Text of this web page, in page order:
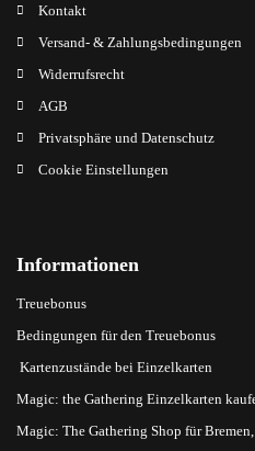
Kontakt
Versand- & Zahlungsbedingungen
Widerrufsrecht
AGB
Privatsphäre und Datenschutz
Cookie Einstellungen
Informationen
Treuebonus
Bedingungen für den Treuebonus
Kartenzustände bei Einzelkarten
Magic: the Gathering Einzelkarten
Magic: The Gathering Shop für